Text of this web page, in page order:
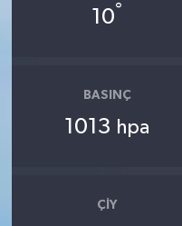
10°
BASINÇ
1013 hpa
ÇIY